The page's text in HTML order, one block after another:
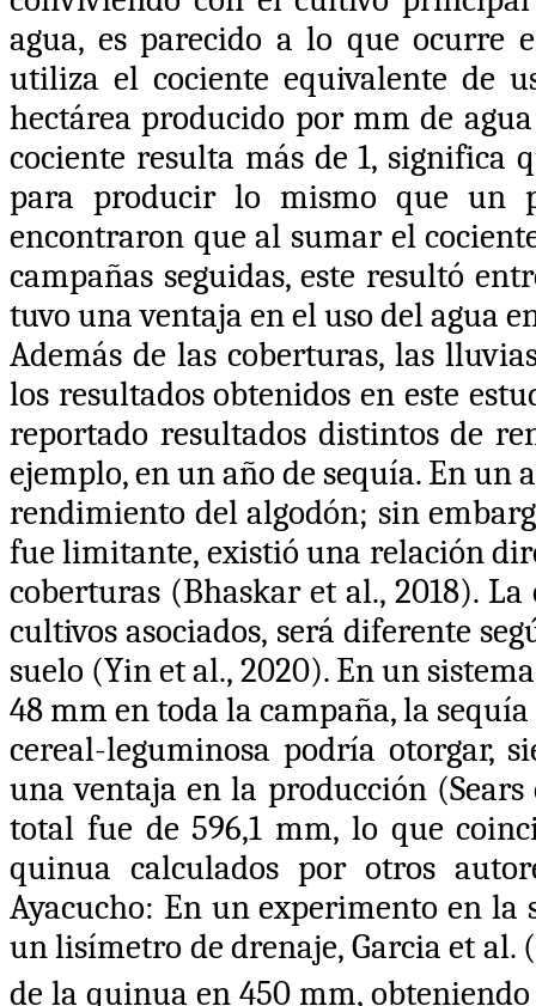
agua, es parecido a lo que ocurre
utiliza el cociente equivalente de
hectárea producido por mm de
cociente resulta más de 1, significa
para producir lo mismo que un
encontraron que al sumar el
campañas seguidas, este resultó
tuvo una ventaja en el uso del agua
Además de las coberturas, las
los resultados obtenidos en este
reportado resultados distintos de
ejemplo, en un año de sequía. En un
rendimiento del algodón; sin
fue limitante, existió una relación
coberturas (Bhaskar et al., 2018). La
cultivos asociados, será diferente
suelo (Yin et al., 2020). En un
48 mm en toda la campaña, la
cereal-leguminosa podría otorgar,
una ventaja en la producción
total fue de 596,1 mm, lo que
quinua calculados por otros
Ayacucho: En un experimento en
un lisímetro de drenaje, Garcia et al.
de la quinua en 450 mm,